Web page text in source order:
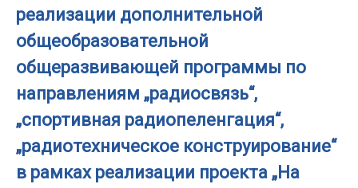
реализации дополнительной
общеобразовательной
общеразвивающей программы по
направлениям „радиосвязь“,
„спортивная радиопеленгация“,
„радиотехническое конструирование“
в рамках реализации проекта „На